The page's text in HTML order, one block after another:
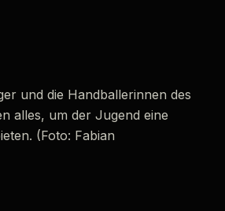
und die Handballerinnen des
alles, um der Jugend eine
(Foto: Fabian